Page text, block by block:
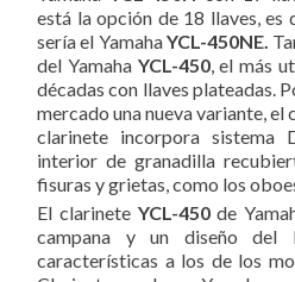
está la opción de 18 llaves, es
sería el YamahaYCL-450NE.
del Yamaha YCL-450, el más
décadas con llaves plateadas.
mercado una nueva variante, el
clarinete incorpora sistema
interior de granadilla
fisuras y grietas, como los
El clarinete YCL-450de
campana y un diseño del
características a los de los